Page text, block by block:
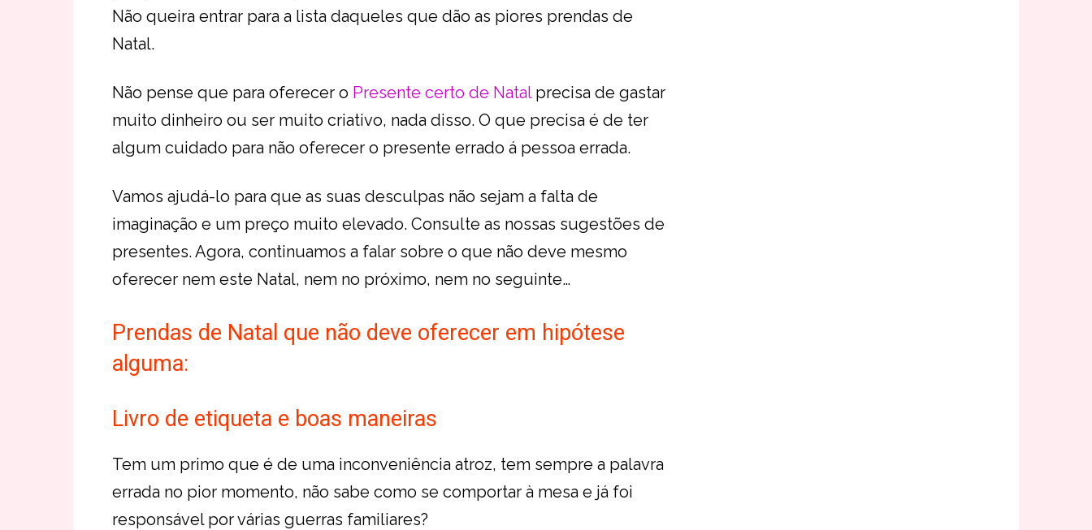
Não queira entrar para a lista daqueles que dão as piores prendas de
Natal.
Não pense que para oferecer o Presente certo de Natal precisa de gastar
muito dinheiro ou ser muito criativo, nada disso. O que precisa é de ter
algum cuidado para não oferecer o presente errado á pessoa errada.
Vamos ajudá-lo para que as suas desculpas não sejam a falta de
imaginação e um preço muito elevado. Consulte as nossas sugestões de
presentes. Agora, continuamos a falar sobre o que não deve mesmo
oferecer nem este Natal, nem no próximo, nem no seguinte…
Prendas de Natal que não deve oferecer em hipótese
alguma:
Livro de etiqueta e boas maneiras
Tem um primo que é de uma inconveniência atroz, tem sempre a palavra
errada no pior momento, não sabe como se comportar à mesa e já foi
responsável por várias guerras familiares?